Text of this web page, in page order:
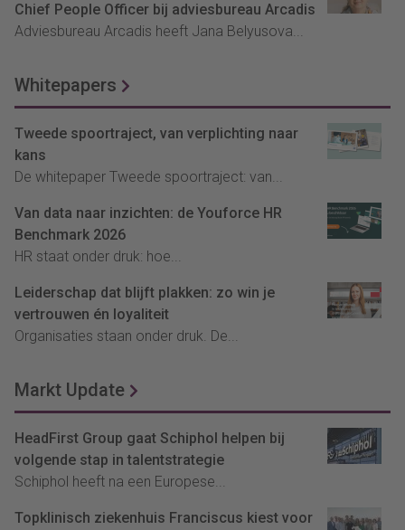
Chief People Officer bij adviesbureau Arcadis
Adviesbureau Arcadis heeft Jana Belyusova...
Whitepapers
Tweede spoortraject, van verplichting naar
kans
De whitepaper Tweede spoortraject: van...
Van data naar inzichten: de Youforce HR
Benchmark 2026
HR staat onder druk: hoe...
Leiderschap dat blijft plakken: zo win je
vertrouwen én loyaliteit
Organisaties staan onder druk. De...
Markt Update
HeadFirst Group gaat Schiphol helpen bij
volgende stap in talentstrategie
Schiphol heeft na een Europese...
Topklinisch ziekenhuis Franciscus kiest voor